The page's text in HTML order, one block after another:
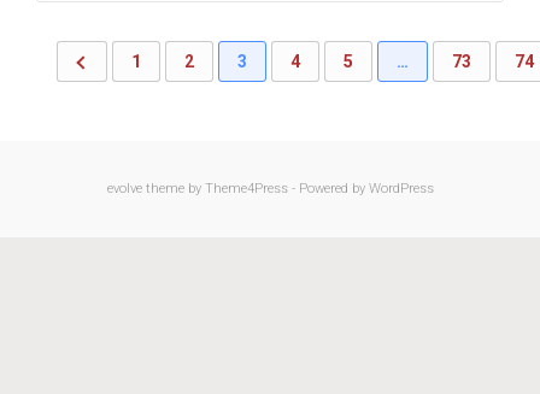
1 2 3 4 5 … 73 74
evolvetheme by Theme4Press - Powered by WordPress